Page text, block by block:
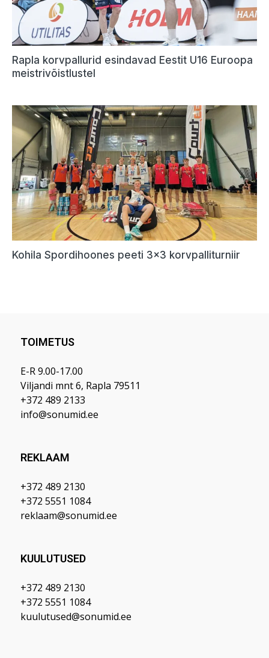
TOIMETUS
E-R 9.00-17.00
Viljandi mnt 6, Rapla 79511
+372 489 2133
info@sonumid.ee
REKLAAM
+372 489 2130
+372 5551 1084
reklaam@sonumid.ee
KUULUTUSED
+372 489 2130
+372 5551 1084
kuulutused@sonumid.ee